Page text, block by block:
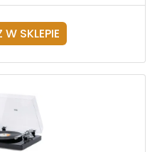
SKLEPIE